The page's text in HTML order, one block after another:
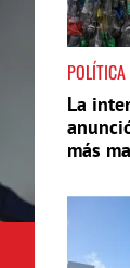
POLÍTICA
La
más